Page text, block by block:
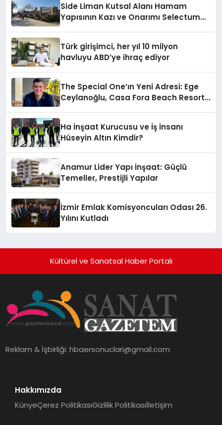
Side Liman Kutsal Alanı Hamam
Yapısının Kazı ve Onarımı Selectum
Türk girişimci, her yıl 10 milyon
havluyu ABD’ye ihraç ediyor
The Special One’ın Yeni Adresi: Ege
Ceylanoğlu, Casa Fora Beach Resort
Ha İnşaat Kurucusu ve İş İnsanı
Hüseyin Altın Kimdir?
Anamur Lider Yapı İnşaat: Güçlü
Temeller, Prestijli Yapılar
İzmir Emlak Komisyoncuları Odası 26.
Yılını Kutladı
Kültürel ve Sanatsal Haber Portalı
Reklam & İşbirliği:hbaersonuclari@gmail.com
Hakkımızda
KünyeÇerez PolitikasıGizlilik Politikasıİletişim